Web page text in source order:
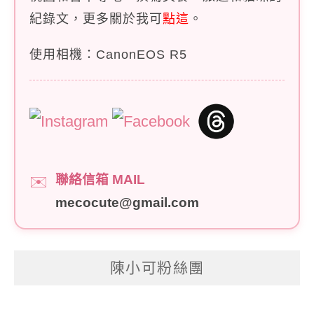
紀錄文，更多關於我可點這 。
使用相機：CanonEOS R5
✉️
聯絡信箱 MAIL
mecocute@gmail.com
陳小可粉絲團